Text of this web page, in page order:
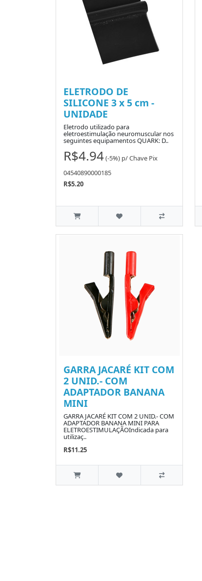
ELETRODO DE
SILICONE 3 x 5 cm -
UNIDADE
Eletrodo utilizado para
eletroestimulação neuromuscular nos
seguintes equipamentos QUARK: D..
R$4.94(-5%) p/Chave Pix
04540890000185
R$5.20
GARRA JACARÉ KIT COM
2 UNID.- COM
ADAPTADOR BANANA
MINI
GARRA JACARÉ KIT COM 2 UNID.- COM
ADAPTADOR BANANA MINI PARA
ELETROESTIMULAÇÃOIndicada para
utilizaç..
R$11.25